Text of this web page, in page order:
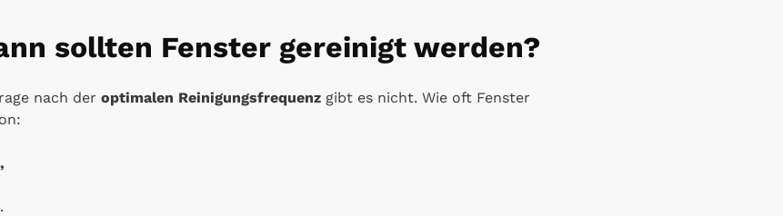
sollten Fenster gereinigt werden?
nach der optimalen Reinigungsfrequenz gibt es nicht. Wie oft Fenster
.